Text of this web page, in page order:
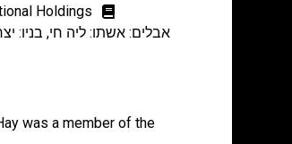
Holdings
אבלים: אשתו: ליה חי, בניו:
was a member of the